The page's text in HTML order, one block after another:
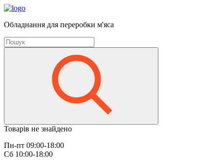
Обладнання для переробки м'яса
Товарів не знайдено
Пн-пт 09:00-18:00
Сб 10:00-18:00